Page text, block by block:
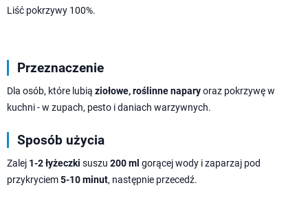
Liść pokrzywy 100%.
Przeznaczenie
Dla osób, które lubią ziołowe, roślinne naparyoraz pokrzywę w
kuchni - w zupach, pesto i daniach warzywnych.
Sposób użycia
Zalej 1-2 łyżeczki suszu 200 ml gorącej wody i zaparzaj pod
przykryciem5-10 minut, następnie przecedź.